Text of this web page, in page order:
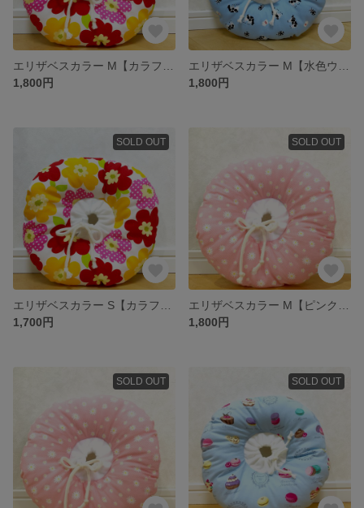
1,800円
1,800円
SOLD OUT
1,700円
SOLD OUT
1,800円
SOLD OUT SOLD OUT